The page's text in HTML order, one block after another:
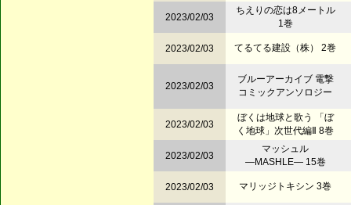
2023/02/03
ちえりの恋は8メートル
1巻
2023/02/03 てるてる建設（株） 2巻
2023/02/03
ブルーアーカイブ 電撃
コミックアンソロジー
2023/02/03
ぼくは地球と歌う 「ぼ
く地球」次世代編Ⅱ 8巻
2023/02/03
マッシュル
―MASHLE― 15巻
2023/02/03 マリッジトキシン 3巻